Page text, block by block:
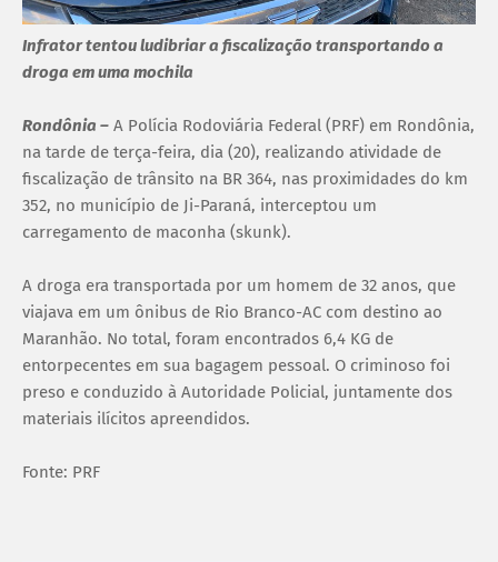
Infrator tentou ludibriar a fiscalização transportando a
droga em uma mochila
Rondônia – A Polícia Rodoviária Federal (PRF) em Rondônia,
na tarde de terça-feira, dia (20), realizando atividade de
fiscalização de trânsito na BR 364, nas proximidades do km
352, no município de Ji-Paraná, interceptou um
carregamento de maconha (skunk).
A droga era transportada por um homem de 32 anos, que
viajava em um ônibus de Rio Branco-AC com destino ao
Maranhão. No total, foram encontrados 6,4 KG de
entorpecentes em sua bagagem pessoal. O criminoso foi
preso e conduzido à Autoridade Policial, juntamente dos
materiais ilícitos apreendidos.
Fonte: PRF